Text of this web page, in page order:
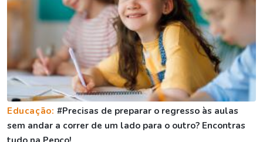
Educação:#Precisas de preparar o regresso às aulas
sem andar a correr de um lado para o outro? Encontras